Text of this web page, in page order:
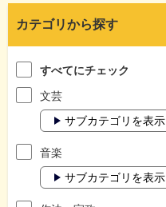
カテゴリから探す
すべてにチェック
文芸
サブカテゴリを表示
音楽
サブカテゴリを表示